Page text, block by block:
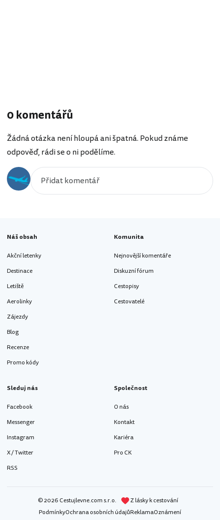
0 komentářů
Žádná otázka není hloupá ani špatná. Pokud známe
odpověď, rádi se o ni podělíme.
Náš obsah
Akční letenky
Destinace
Letiště
Aerolinky
Zájezdy
Blog
Recenze
Promo kódy
Komunita
Nejnovější komentáře
Diskuzní fórum
Cestopisy
Cestovatelé
Sleduj nás
Facebook
Messenger
Instagram
X / Twitter
RSS
Společnost
O nás
Kontakt
Kariéra
Pro CK
© 2026 Cestujlevne.com s.r.o.
Z lásky k cestování
PodmínkyOchrana osobních údajůReklamaOznámení